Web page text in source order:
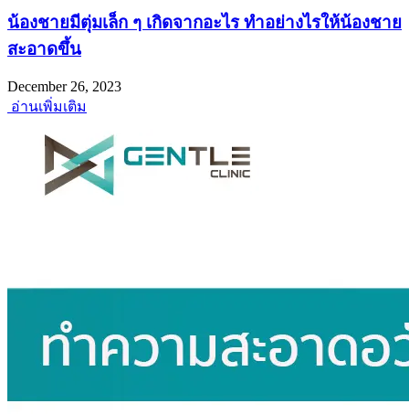
น้องชายมีตุ่มเล็ก ๆ เกิดจากอะไร ทำอย่างไรให้น้องชาย
สะอาดขึ้น
December 26, 2023
อ่านเพิ่มเติม